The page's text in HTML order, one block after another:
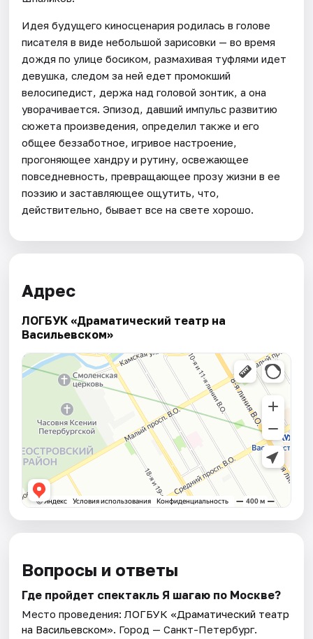
Идея будущего киносценария родилась в голове
писателя в виде небольшой зарисовки — во время
дождя по улице босиком, размахивая туфлями идет
девушка, следом за ней едет промокший
велосипедист, держа над головой зонтик, а она
уворачивается. Эпизод, давший импульс развитию
сюжета произведения, определил также и его
общее беззаботное, игривое настроение,
прогоняющее хандру и рутину, освежающее
повседневность, превращающее прозу жизни в ее
поэзию и заставляющее ощутить, что,
действительно, бывает все на свете хорошо.
Адрес
ЛОГБУК «Драматический театр на
Васильевском»
Вопросы и ответы
Где пройдет спектакль Я шагаю по Москве?
Место проведения:ЛОГБУК «Драматический театр
на Васильевском». Город — Санкт-Петербург.